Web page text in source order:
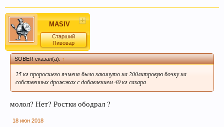
сердечно-сосудистой и иммунной системы.
Кофе оказывает воздействие на
MASIV
Старший
Пивовар
SOBER сказал(а):↑
25 кг проросшего ячменя было закинуто на 200литровую бочку на
собственных дрожжах с добавлением 40 кг сахара
молол? Нет? Ростки ободрал ?
18 июн 2018